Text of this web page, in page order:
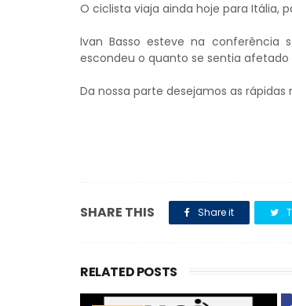
O ciclista viaja ainda hoje para Itália,
Ivan Basso esteve na conferência
escondeu o quanto se sentia
Da nossa parte desejamos as
SHARE THIS Share it
RELATED POSTS